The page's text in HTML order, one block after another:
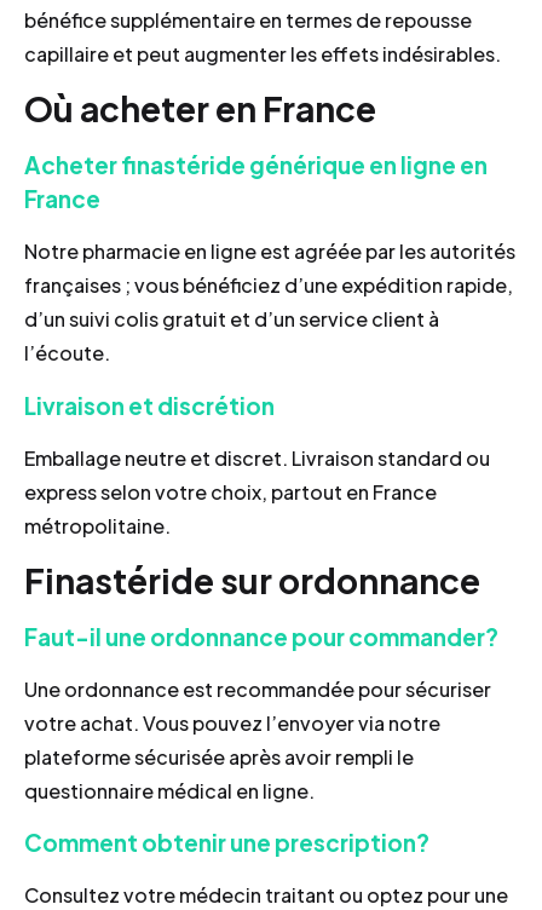
bénéfice supplémentaire en termes de repousse
capillaire et peut augmenter les effets indésirables.
Où acheter en France
Acheter finastéride générique en ligne en
France
Notre pharmacie en ligne est agréée par les autorités
françaises ; vous bénéficiez d’une expédition rapide,
d’un suivi colis gratuit et d’un service client à
l’écoute.
Livraison et discrétion
Emballage neutre et discret. Livraison standard ou
express selon votre choix, partout en France
métropolitaine.
Finastéride sur ordonnance
Faut-il une ordonnance pour commander?
Une ordonnance est recommandée pour sécuriser
votre achat. Vous pouvez l’envoyer via notre
plateforme sécurisée après avoir rempli le
questionnaire médical en ligne.
Comment obtenir une prescription?
Consultez votre médecin traitant ou optez pour une